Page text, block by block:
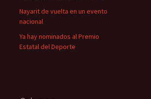
Nayarit de vuelta en un evento
nacional
Ya hay nominados al Premio
Estatal del Deporte